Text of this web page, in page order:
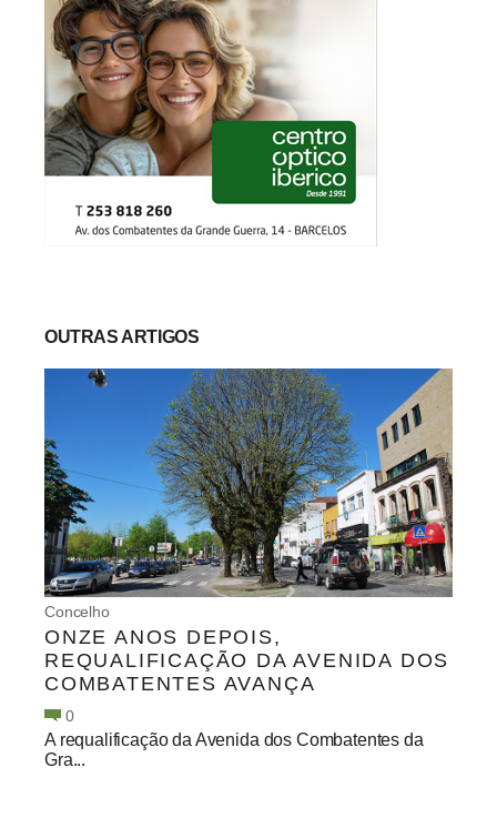
OUTRAS ARTIGOS
Concelho
ONZE ANOS DEPOIS,
REQUALIFICAÇÃO DA AVENIDA DOS
COMBATENTES AVANÇA
0
A requalificação da Avenida dos Combatentes da
Gra...